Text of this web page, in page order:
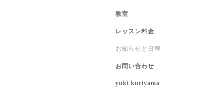
教室
レッスン料金
お知らせと日程
お問い合わせ
yuki kuriyama